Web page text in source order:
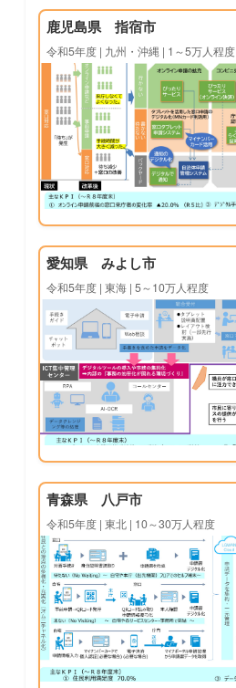
鹿児島県 指宿市
令和5年度 | 九州・沖縄 | 1～5万人程度
愛知県 みよし市
令和5年度 | 東海 | 5～10万人程度
青森県 八戸市
令和5年度 | 東北 | 10～30万人程度